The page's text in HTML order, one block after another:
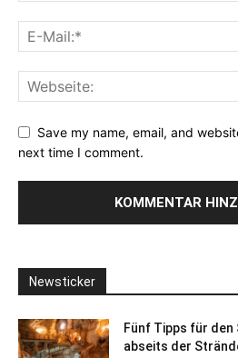
Save my name, email, and
next time I comment.
Newsticker
Fünf Tipps für den
abseits der